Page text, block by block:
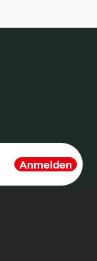
Anmelden